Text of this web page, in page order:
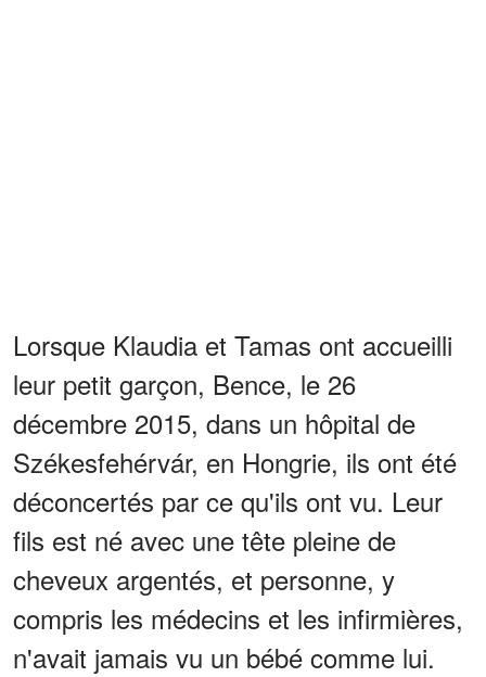
Lorsque Klaudia et Tamas ont accueilli
leur petit garçon, Bence, le 26
décembre 2015, dans un hôpital de
Székesfehérvár, en Hongrie, ils ont été
déconcertés par ce qu'ils ont vu. Leur
fils est né avec une tête pleine de
cheveux argentés, et personne, y
compris les médecins et les infirmières,
n'avait jamais vu un bébé comme lui.